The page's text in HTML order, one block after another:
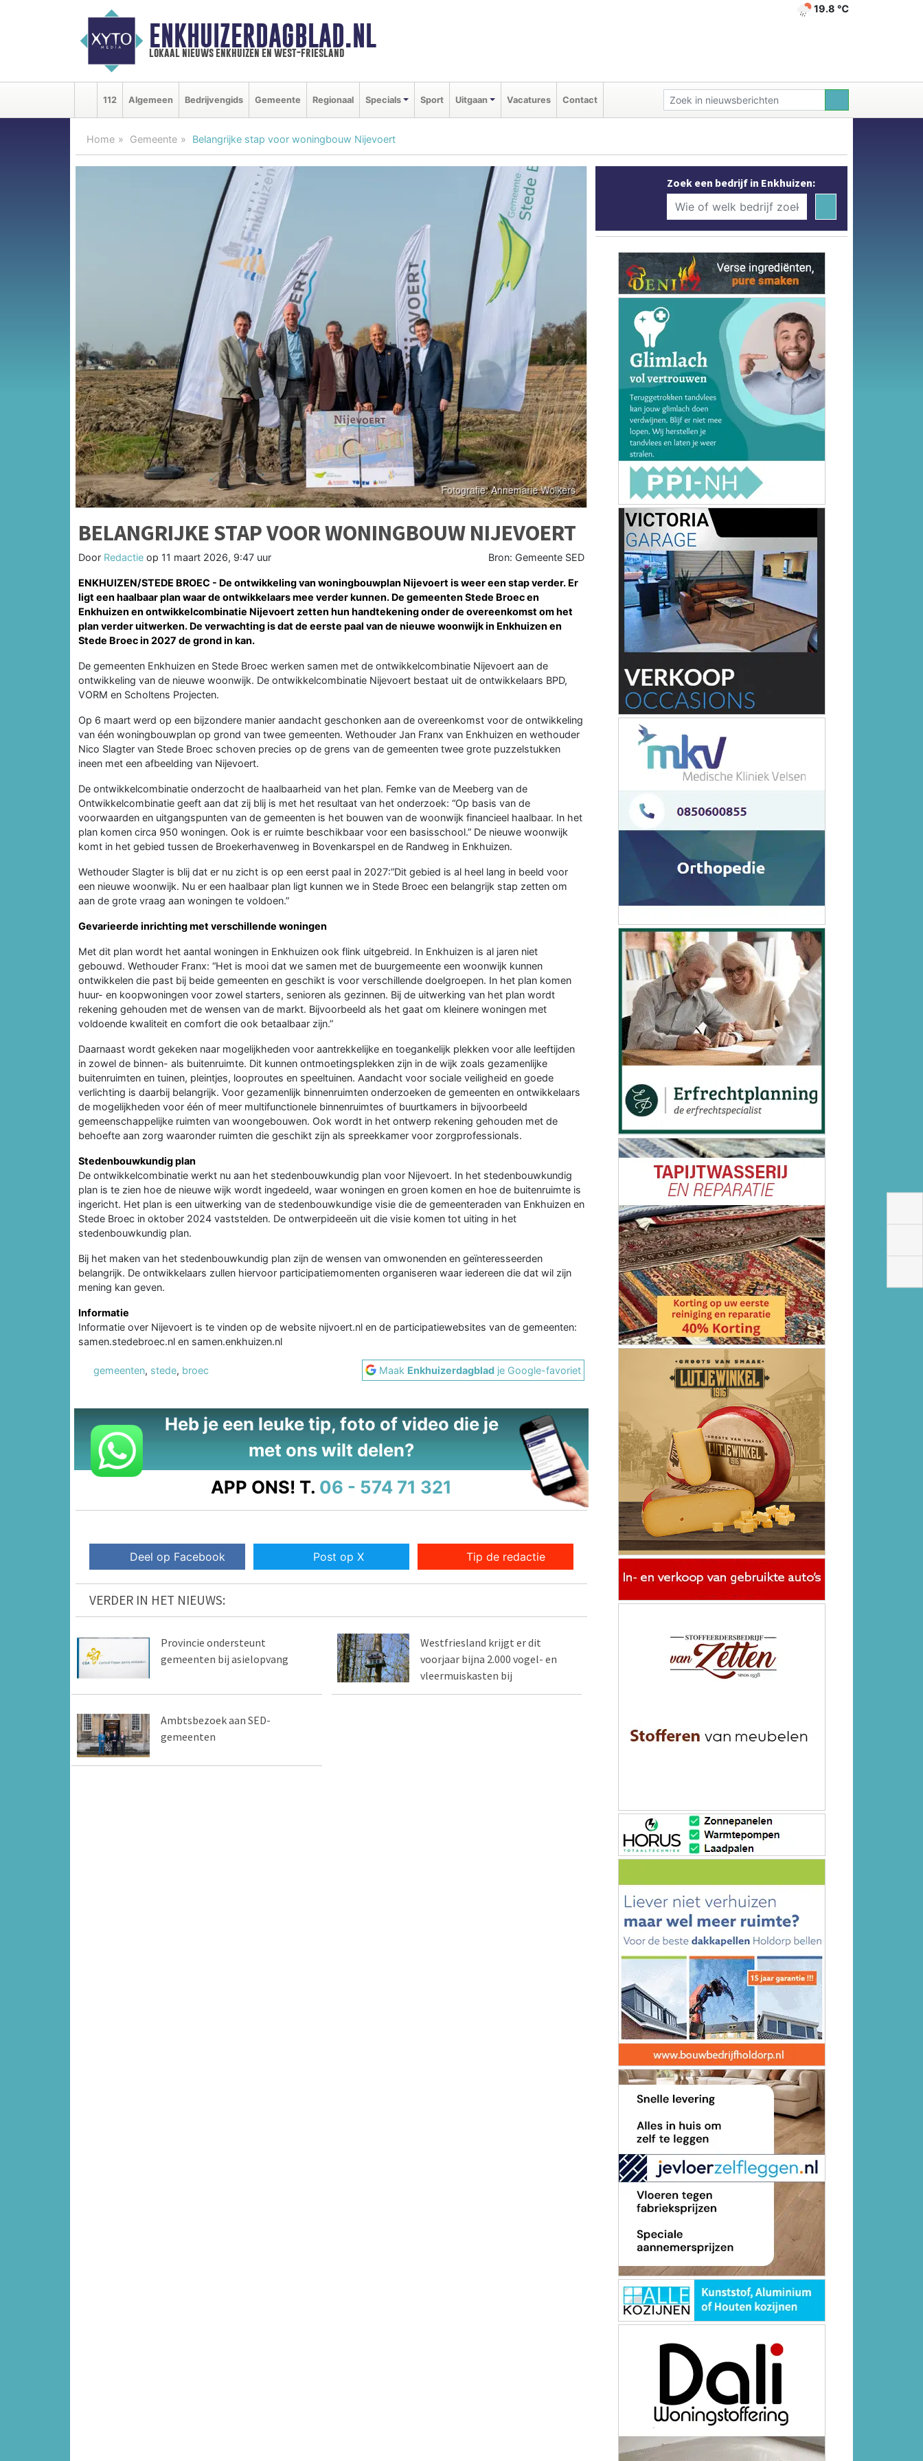
ENKHUIZERDAGBLAD.NL
lokaal nieuws enkhuizen en west-friesland
19.8 ℃
112 Algemeen Bedrijvengids Gemeente Regionaal Specials Sport Uitgaan Vacatures Contact
Home Gemeente Belangrijke stap voor woningbouw Nijevoert
BELANGRIJKE STAP VOOR WONINGBOUW NIJEVOERT
Door Redactie op 11 maart 2026, 9:47 uur Bron: Gemeente SED
ENKHUIZEN/STEDE BROEC - De ontwikkeling van woningbouwplan Nijevoert is weer een stap verder. Er
ligt een haalbaar plan waar de ontwikkelaars mee verder kunnen. De gemeenten Stede Broec en
Enkhuizen en ontwikkelcombinatie Nijevoert zetten hun handtekening onder de overeenkomst om het
plan verder uitwerken. De verwachting is dat de eerste paal van de nieuwe woonwijk in Enkhuizen en
Stede Broec in 2027 de grond in kan.
De gemeenten Enkhuizen en Stede Broec werken samen met de ontwikkelcombinatie Nijevoert aan de
ontwikkeling van de nieuwe woonwijk. De ontwikkelcombinatie Nijevoert bestaat uit de ontwikkelaars BPD,
VORM en Scholtens Projecten.
Op 6 maart werd op een bijzondere manier aandacht geschonken aan de overeenkomst voor de ontwikkeling
van één woningbouwplan op grond van twee gemeenten. Wethouder Jan Franx van Enkhuizen en wethouder
Nico Slagter van Stede Broec schoven precies op de grens van de gemeenten twee grote puzzelstukken
ineen met een afbeelding van Nijevoert.
De ontwikkelcombinatie onderzocht de haalbaarheid van het plan. Femke van de Meeberg van de
Ontwikkelcombinatie geeft aan dat zij blij is met het resultaat van het onderzoek: “Op basis van de
voorwaarden en uitgangspunten van de gemeenten is het bouwen van de woonwijk financieel haalbaar. In het
plan komen circa 950 woningen. Ook is er ruimte beschikbaar voor een basisschool.” De nieuwe woonwijk
komt in het gebied tussen de Broekerhavenweg in Bovenkarspel en de Randweg in Enkhuizen.
Wethouder Slagter is blij dat er nu zicht is op een eerst paal in 2027:”Dit gebied is al heel lang in beeld voor
een nieuwe woonwijk. Nu er een haalbaar plan ligt kunnen we in Stede Broec een belangrijk stap zetten om
aan de grote vraag aan woningen te voldoen.”
Gevarieerde inrichting met verschillende woningen
Met dit plan wordt het aantal woningen in Enkhuizen ook flink uitgebreid. In Enkhuizen is al jaren niet
gebouwd. Wethouder Franx: “Het is mooi dat we samen met de buurgemeente een woonwijk kunnen
ontwikkelen die past bij beide gemeenten en geschikt is voor verschillende doelgroepen. In het plan komen
huur- en koopwoningen voor zowel starters, senioren als gezinnen. Bij de uitwerking van het plan wordt
rekening gehouden met de wensen van de markt. Bijvoorbeeld als het gaat om kleinere woningen met
voldoende kwaliteit en comfort die ook betaalbaar zijn.”
Daarnaast wordt gekeken naar mogelijkheden voor aantrekkelijke en toegankelijk plekken voor alle leeftijden
in zowel de binnen- als buitenruimte. Dit kunnen ontmoetingsplekken zijn in de wijk zoals gezamenlijke
buitenruimten en tuinen, pleintjes, looproutes en speeltuinen. Aandacht voor sociale veiligheid en goede
verlichting is daarbij belangrijk. Voor gezamenlijk binnenruimten onderzoeken de gemeenten en ontwikkelaars
de mogelijkheden voor één of meer multifunctionele binnenruimtes of buurtkamers in bijvoorbeeld
gemeenschappelijke ruimten van woongebouwen. Ook wordt in het ontwerp rekening gehouden met de
behoefte aan zorg waaronder ruimten die geschikt zijn als spreekkamer voor zorgprofessionals.
Stedenbouwkundig plan
De ontwikkelcombinatie werkt nu aan het stedenbouwkundig plan voor Nijevoert. In het stedenbouwkundig
plan is te zien hoe de nieuwe wijk wordt ingedeeld, waar woningen en groen komen en hoe de buitenruimte is
ingericht. Het plan is een uitwerking van de stedenbouwkundige visie die de gemeenteraden van Enkhuizen en
Stede Broec in oktober 2024 vaststelden. De ontwerpideeën uit die visie komen tot uiting in het
stedenbouwkundig plan.
Bij het maken van het stedenbouwkundig plan zijn de wensen van omwonenden en geïnteresseerden
belangrijk. De ontwikkelaars zullen hiervoor participatiemomenten organiseren waar iedereen die dat wil zijn
mening kan geven.
Informatie
Informatie over Nijevoert is te vinden op de website nijvoert.nl en de participatiewebsites van de gemeenten:
samen.stedebroec.nl en samen.enkhuizen.nl
gemeenten, stede, broec Maak Enkhuizerdagblad je Google-favoriet
Heb je een leuke tip, foto of video die je
met ons wilt delen?
APP ONS! T. 06 - 574 71 321
Deel op Facebook Post op X Tip de redactie
VERDER IN HET NIEUWS:
Provincie ondersteunt
gemeenten bij asielopvang
Westfriesland krijgt er dit
voorjaar bijna 2.000 vogel- en
vleermuiskasten bij
Ambtsbezoek aan SED-
gemeenten
Zoek een bedrijf in Enkhuizen: